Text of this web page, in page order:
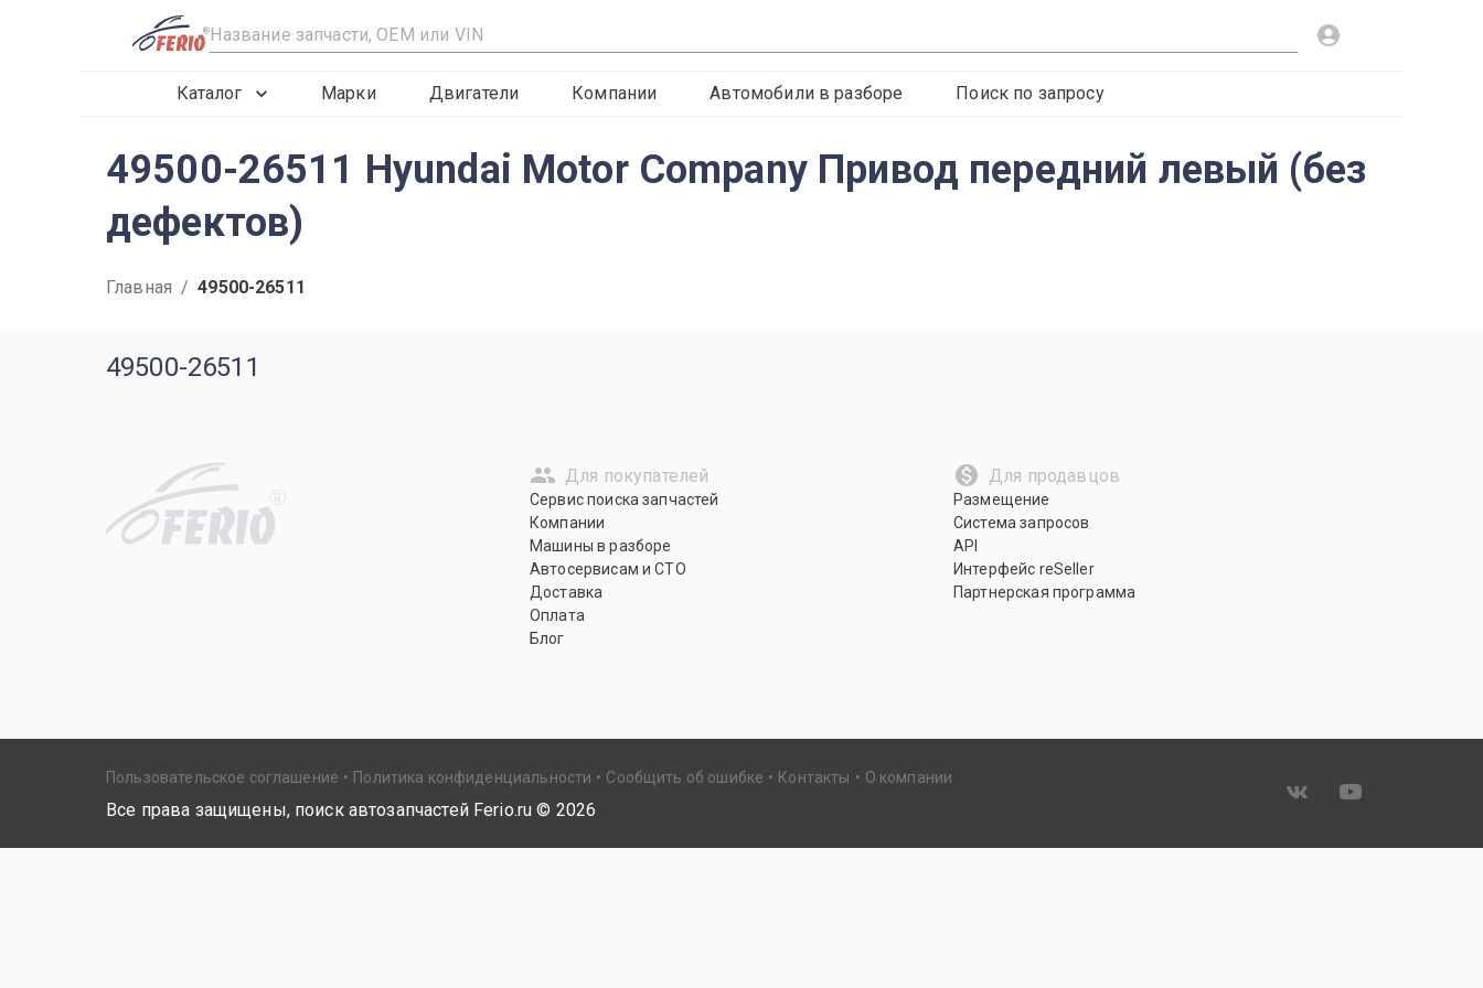
R
Каталог Марки Двигатели Компании Автомобили в разборе Поиск по запросу
49500-26511 Hyundai Motor Company Привод передний левый (без
дефектов)
Главная / 49500-26511
49500-26511
R
Для покупателей
Сервис поиска запчастей
Компании
Машины в разборе
Автосервисам и СТО
Доставка
Оплата
Блог
Для продавцов
Размещение
Система запросов
API
Интерфейс reSeller
Партнерская программа
Пользовательское соглашение Политика конфиденциальности Сообщить об ошибке Контакты О компании
Все права защищены, поиск автозапчастей Ferio.ru © 2026